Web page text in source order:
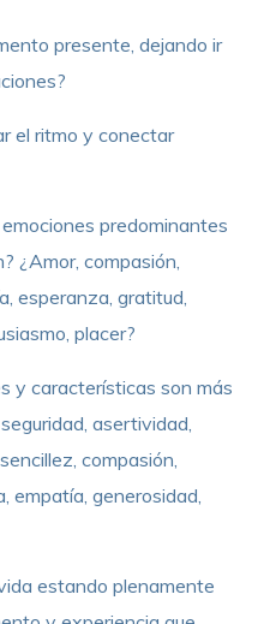
presente, dejando ir
el ritmo y conectar
predominantes
¿Amor, compasión,
esperanza, gratitud,
placer?
y características son más
asertividad,
compasión,
empatía, generosidad,
estando plenamente